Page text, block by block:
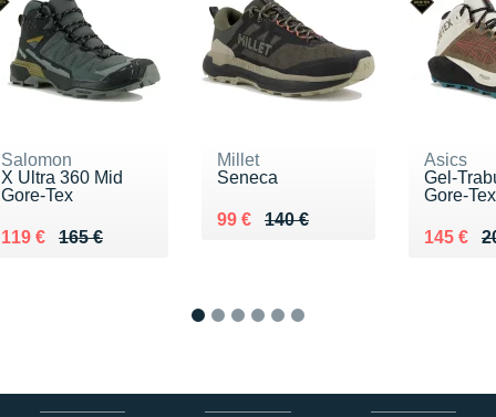
Salomon
X Ultra 360 Mid
Gore-Tex
165 €
Au lieu de 165 €
119 €
Vendu 119 €
Millet
Seneca
140 €
Au lieu de 140 €
99 €
Vendu 99 €
Asics
Gel-
Gore-Tex
Au lieu
145 €
Vendu